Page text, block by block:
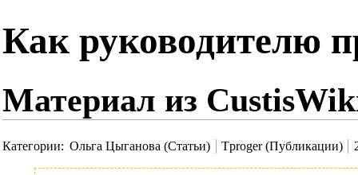
Как руководителю
Материал из
Категории: Ольга Цыганова (Статьи) Tproger (Публикации)